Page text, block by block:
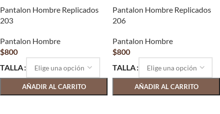
Pantalon Hombre Replicados
203
Pantalon Hombre
$800
TALLA
AÑADIR AL CARRITO
Pantalon Hombre Replicados
206
Pantalon Hombre
$800
TALLA
AÑADIR AL CARRITO